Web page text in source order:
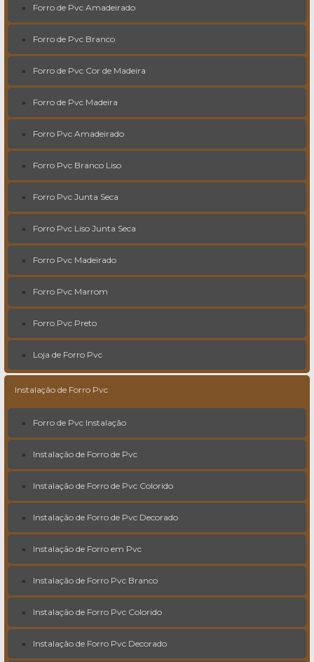
Forro de Pvc Amadeirado
Forro de Pvc Branco
Forro de Pvc Cor de Madeira
Forro de Pvc Madeira
Forro Pvc Amadeirado
Forro Pvc Branco Liso
Forro Pvc Junta Seca
Forro Pvc Liso Junta Seca
Forro Pvc Madeirado
Forro Pvc Marrom
Forro Pvc Preto
Loja de Forro Pvc
Instalação de Forro Pvc
Forro de Pvc Instalação
Instalação de Forro de Pvc
Instalação de Forro de Pvc Colorido
Instalação de Forro de Pvc Decorado
Instalação de Forro em Pvc
Instalação de Forro Pvc Branco
Instalação de Forro Pvc Colorido
Instalação de Forro Pvc Decorado